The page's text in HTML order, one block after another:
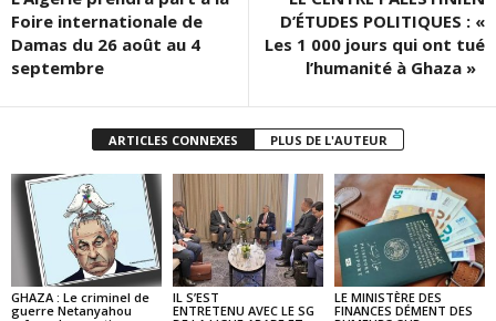
Foire internationale de
Damas du 26 août au 4
septembre
D’ÉTUDES POLITIQUES : «
Les 1 000 jours qui ont tué
l’humanité à Ghaza »
ARTICLES CONNEXES PLUS DE L'AUTEUR
GHAZA : Le criminel de
guerre Netanyahou
IL S’EST
ENTRETENU AVEC LE SG
LE MINISTÈRE DES
FINANCES DÉMENT DES